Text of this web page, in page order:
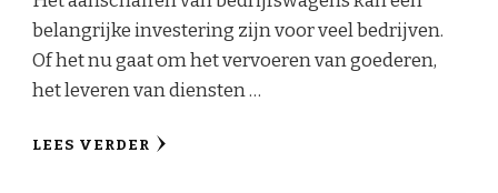
belangrijke investering zijn voor veel bedrijven.
Of het nu gaat om het vervoeren van goederen,
het leveren van diensten …
LEES VERDER